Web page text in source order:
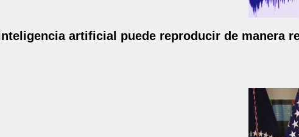
artificial puede reproducir de manera